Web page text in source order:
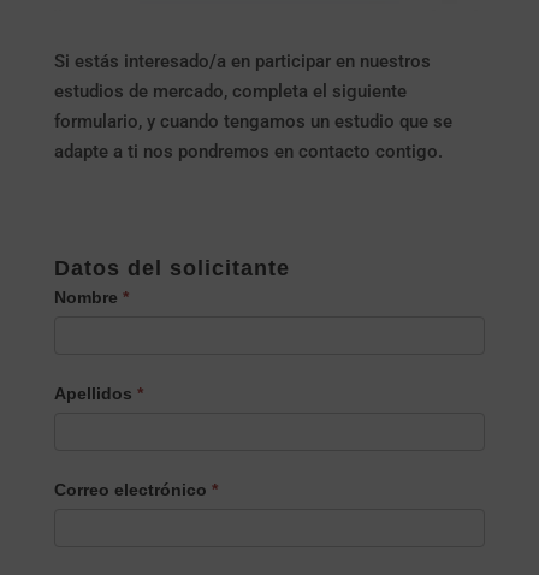
Si estás interesado/a en participar en nuestros
estudios de mercado, completa el siguiente
formulario, y cuando tengamos un estudio que se
adapte a ti nos pondremos en contacto contigo.
MERCADO
Datos del solicitante
Nombre *
Apellidos *
Correo electrónico *